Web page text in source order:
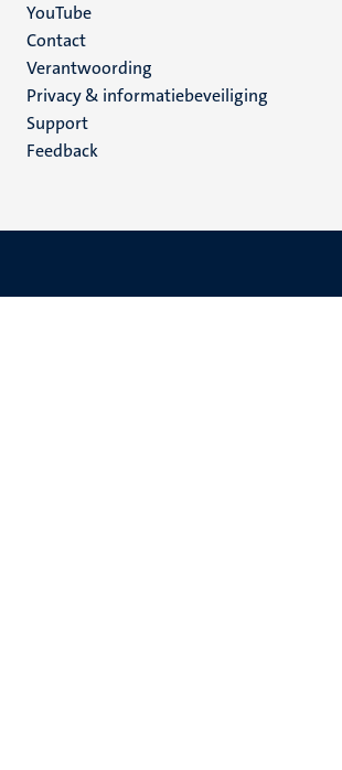
YouTube
Menu
footer
(NL)
Contact
Verantwoording
Privacy & informatiebeveiliging
Support
Feedback